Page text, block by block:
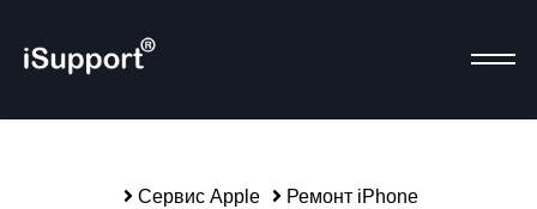
Сервис Apple Ремонт iPhone